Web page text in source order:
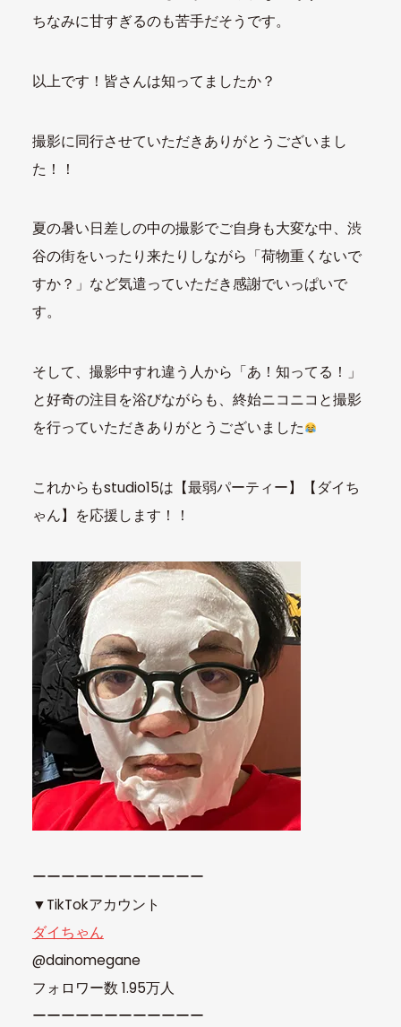
ちなみに甘すぎるのも苦手だそうです。
以上です！皆さんは知ってましたか？
撮影に同行させていただきありがとうございまし
た！！
夏の暑い日差しの中の撮影でご自身も大変な中、渋
谷の街をいったり来たりしながら「荷物重くないで
すか？」など気遣っていただき感謝でいっぱいで
す。
そして、撮影中すれ違う人から「あ！知ってる！」
と好奇の注目を浴びながらも、終始ニコニコと撮影
を行っていただきありがとうございました
これからもstudio15は【最弱パーティー】【ダイち
ゃん】を応援します！！
ーーーーーーーーーーーー
▼TikTokアカウント
ダイちゃん
@dainomegane
フォロワー数 1.95万人
ーーーーーーーーーーーー